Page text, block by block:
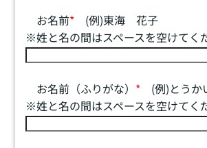
お名前* (例)東海 花子
※姓と名の間はスペースを空けてく
お名前（ふりがな） * (例)とう
※姓と名の間はスペースを空けてく